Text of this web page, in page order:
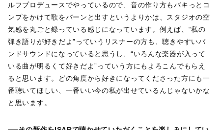
ルフプロデュースでやっているので、音の作り方もバキっとコ
ンプをかけて歌をバーンと出すというよりかは、スタジオの空
気感を丸ごと録っている感じになっています。例えば、“私の
弾き語りが好きだよ”っていうリスナーの方も、聴きやすいバ
ンドサウンドになっていると思うし、“いろんな楽器が入って
いる曲が明るくて好きだよ”っていう方にもよろこんでもらえ
ると思います。どの角度から好きになってくださった方にも一
番聴いてほしい、一番いい今の私が出せているんじゃないかな
と思います。